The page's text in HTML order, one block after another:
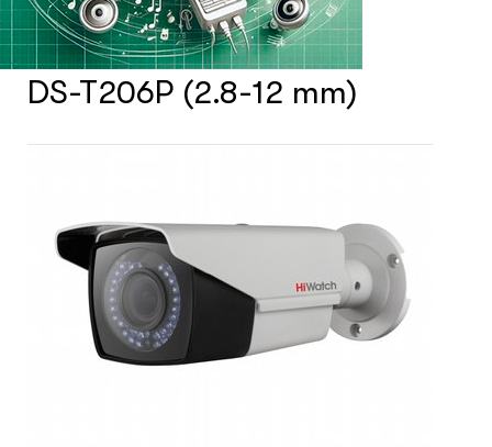
Счетчики посетителей
Защита товара на стеллажах
Системы контроля и управления
доступом
Сетевое оборудование
DS-T206P (2.8-12 mm)